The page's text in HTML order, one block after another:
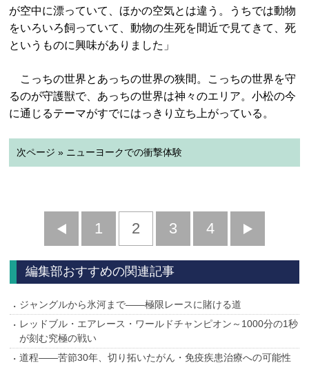
が空中に漂っていて、ほかの空気とは違う。うちでは動物
をいろいろ飼っていて、動物の生死を間近で見てきて、死
というものに興味がありました」
こっちの世界とあっちの世界の狭間。こっちの世界を守
るのが守護獣で、あっちの世界は神々のエリア。小松の今
に通じるテーマがすでにはっきり立ち上がっている。
次ページ » ニューヨークでの衝撃体験
前
へ
1 2 3 4
へ
編集部おすすめの関連記事
ジャングルから氷河まで――極限レースに賭ける道
レッドブル・エアレース・ワールドチャンピオン～1000分の1秒
が刻む究極の戦い
道程――苦節30年、切り拓いたがん・免疫疾患治療への可能性